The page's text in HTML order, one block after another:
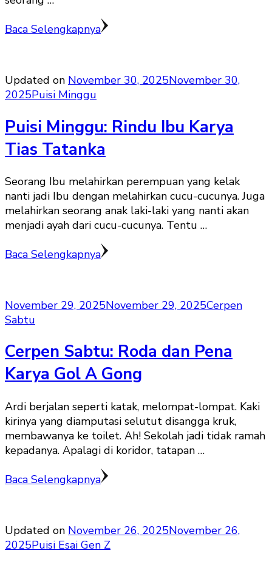
Baca Selengkapnya
Updated on November 30, 2025November 30,
2025Puisi Minggu
Puisi Minggu: Rindu Ibu Karya
Tias Tatanka
Seorang Ibu melahirkan perempuan yang kelak
nanti jadi Ibu dengan melahirkan cucu-cucunya. Juga
melahirkan seorang anak laki-laki yang nanti akan
menjadi ayah dari cucu-cucunya. Tentu …
Baca Selengkapnya
November 29, 2025November 29, 2025Cerpen
Sabtu
Cerpen Sabtu: Roda dan Pena
Karya Gol A Gong
Ardi berjalan seperti katak, melompat-lompat. Kaki
kirinya yang diamputasi selutut disangga kruk,
membawanya ke toilet. Ah! Sekolah jadi tidak ramah
kepadanya. Apalagi di koridor, tatapan …
Baca Selengkapnya
Updated on November 26, 2025November 26,
2025Puisi Esai Gen Z